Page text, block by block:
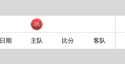
日期 主队 比分 客队